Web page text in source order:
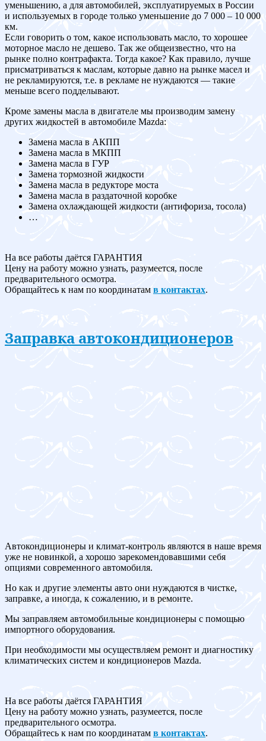
уменьшению, а для автомобилей, эксплуатируемых в России
и используемых в городе только уменьшение до 7 000 – 10 000
км.
Если говорить о том, какое использовать масло, то хорошее
моторное масло не дешево. Так же общеизвестно, что на
рынке полно контрафакта. Тогда какое? Как правило, лучше
присматриваться к маслам, которые давно на рынке масел и
не рекламируются, т.е. в рекламе не нуждаются — такие
меньше всего подделывают.
Кроме замены масла в двигателе мы производим замену
других жидкостей в автомобиле Mazda:
Замена масла в АКПП
Замена масла в МКПП
Замена масла в ГУР
Замена тормозной жидкости
Замена масла в редукторе моста
Замена масла в раздаточной коробке
Замена охлаждающей жидкости (антифориза, тосола)
…
На все работы даётся ГАРАНТИЯ
Цену на работу можно узнать, разумеется, после
предварительного осмотра.
Обращайтесь к нам по координатам в контактах.
Заправка автокондиционеров
Автокондиционеры и климат-контроль являются в наше время
уже не новинкой, а хорошо зарекомендовавшими себя
опциями современного автомобиля.
Но как и другие элементы авто они нуждаются в чистке,
заправке, а иногда, к сожалению, и в ремонте.
Мы заправляем автомобильные кондиционеры с помощью
импортного оборудования.
При необходимости мы осуществляем ремонт и диагностику
климатических систем и кондиционеров Mazda.
На все работы даётся ГАРАНТИЯ
Цену на работу можно узнать, разумеется, после
предварительного осмотра.
Обращайтесь к нам по координатам в контактах.